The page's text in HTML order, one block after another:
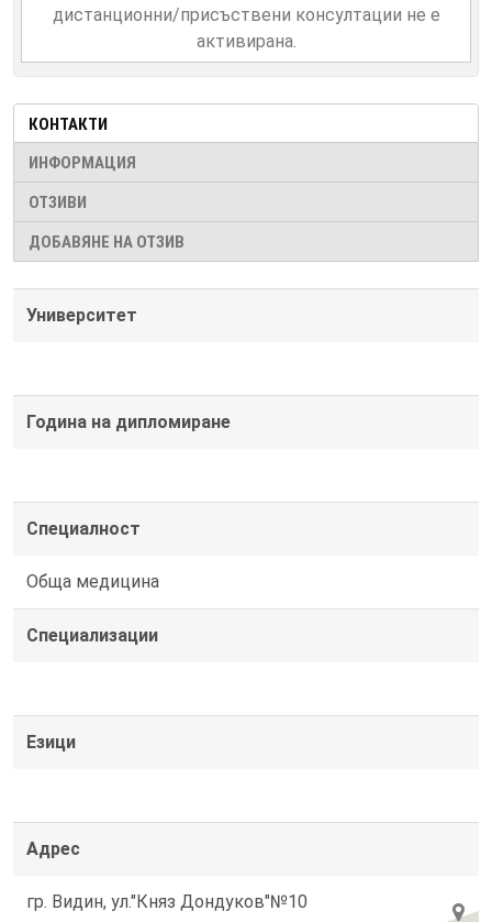
дистанционни/присъствени консултации не е
активирана.
КОНТАКТИ
ИНФОРМАЦИЯ
ОТЗИВИ
ДОБАВЯНЕ НА ОТЗИВ
Университет
Година на дипломиране
Специалност
Обща медицина
Специализации
Езици
Адрес
гр. Видин, ул."Княз Дондуков"№10